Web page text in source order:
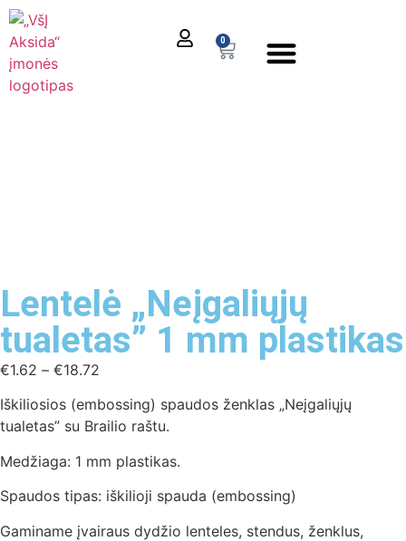
0
Lentelė „Neįgaliųjų
tualetas” 1 mm plastikas
€1.62 – €18.72
Iškiliosios (embossing) spaudos ženklas „Neįgaliųjų
tualetas” su Brailio raštu.
Medžiaga: 1 mm plastikas.
Spaudos tipas: iškilioji spauda (embossing)
Gaminame įvairaus dydžio lenteles, stendus, ženklus,